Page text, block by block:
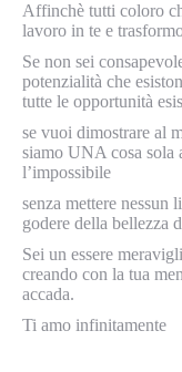
Affinchè tutti coloro
lavoro in te e
Se non sei
potenzialità che
tutte le opportunità
se vuoi dimostrare al
siamo UNA cosa sola
l’impossibile
senza mettere nessun
godere della bellezza
Sei un essere
creando con la tua
accada.
Ti amo infinitamente